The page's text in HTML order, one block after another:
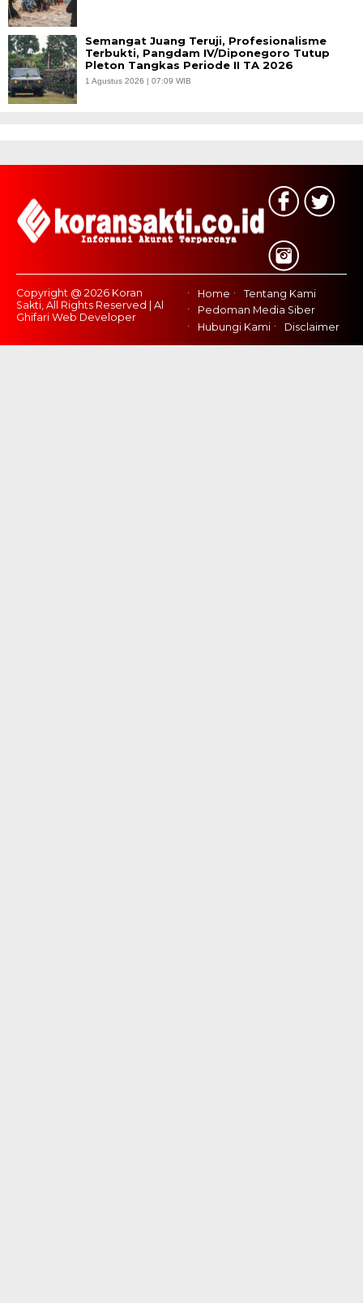
Semangat Juang Teruji, Profesionalisme
Terbukti, Pangdam IV/Diponegoro Tutup
Pleton Tangkas Periode II TA 2026
1 Agustus 2026 | 07:09 WIB
Copyright @ 2026 Koran
Sakti, All Rights Reserved | Al
Ghifari Web Developer
Home
Tentang Kami
Pedoman Media Siber
Hubungi Kami
Disclaimer